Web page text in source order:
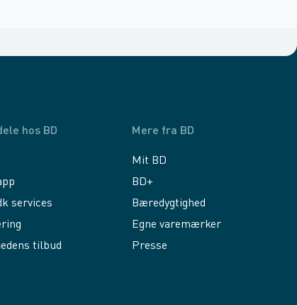
hos BD
services
tilbud
Mere fra BD
Mit BD
BD+
Bæredygtighed
Egne varemærker
Presse